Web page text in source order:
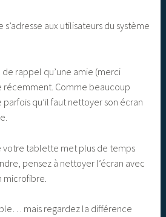
s’adresse aux utilisateurs du système
rappel qu’une amie (merci
récemment. Comme beaucoup
parfois qu’il faut nettoyer son écran
votre tablette met plus de temps
pensez à nettoyer l’écran avec
microfibre.
mais regardez la différence